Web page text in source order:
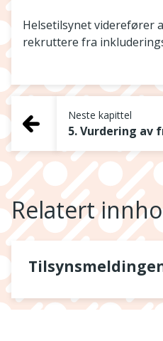
Helsetilsynet viderefører
rekruttere fra
Neste kapittel
Relatert